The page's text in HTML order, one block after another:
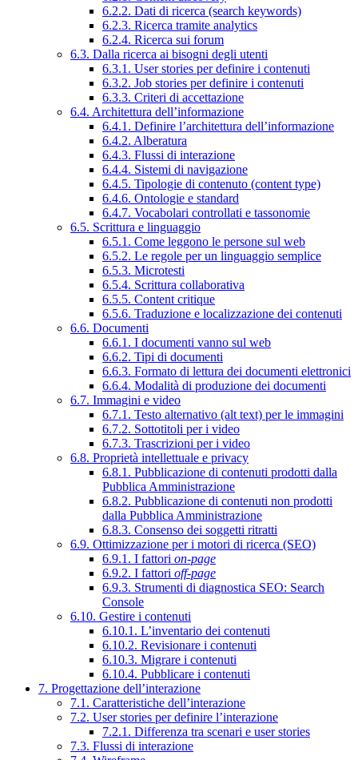
6.2.2. Dati di ricerca (search keywords)
6.2.3. Ricerca tramite analytics
6.2.4. Ricerca sui forum
6.3. Dalla ricerca ai bisogni degli utenti
6.3.1. User stories per definire i contenuti
6.3.2. Job stories per definire i contenuti
6.3.3. Criteri di accettazione
6.4. Architettura dell’informazione
6.4.1. Definire l’architettura dell’informazione
6.4.2. Alberatura
6.4.3. Flussi di interazione
6.4.4. Sistemi di navigazione
6.4.5. Tipologie di contenuto (content type)
6.4.6. Ontologie e standard
6.4.7. Vocabolari controllati e tassonomie
6.5. Scrittura e linguaggio
6.5.1. Come leggono le persone sul web
6.5.2. Le regole per un linguaggio semplice
6.5.3. Microtesti
6.5.4. Scrittura collaborativa
6.5.5. Content critique
6.5.6. Traduzione e localizzazione dei contenuti
6.6. Documenti
6.6.1. I documenti vanno sul web
6.6.2. Tipi di documenti
6.6.3. Formato di lettura dei documenti elettronici
6.6.4. Modalità di produzione dei documenti
6.7. Immagini e video
6.7.1. Testo alternativo (alt text) per le immagini
6.7.2. Sottotitoli per i video
6.7.3. Trascrizioni per i video
6.8. Proprietà intellettuale e privacy
6.8.1. Pubblicazione di contenuti prodotti dalla
Pubblica Amministrazione
6.8.2. Pubblicazione di contenuti non prodotti
dalla Pubblica Amministrazione
6.8.3. Consenso dei soggetti ritratti
6.9. Ottimizzazione per i motori di ricerca (SEO)
6.9.1. I fattori on-page
6.9.2. I fattori off-page
6.9.3. Strumenti di diagnostica SEO: Search
Console
6.10. Gestire i contenuti
6.10.1. L’inventario dei contenuti
6.10.2. Revisionare i contenuti
6.10.3. Migrare i contenuti
6.10.4. Pubblicare i contenuti
7. Progettazione dell’interazione
7.1. Caratteristiche dell’interazione
7.2. User stories per definire l’interazione
7.2.1. Differenza tra scenari e user stories
7.3. Flussi di interazione